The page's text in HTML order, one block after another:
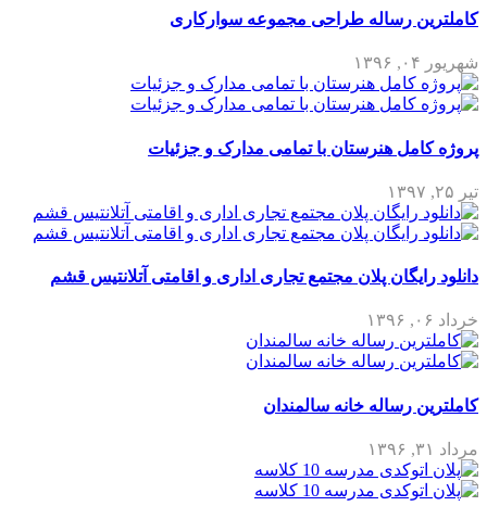
کاملترین رساله طراحی مجموعه سوارکاری
شهریور ۰۴, ۱۳۹۶
پروژه کامل هنرستان با تمامی مدارک و جزئیات
تیر ۲۵, ۱۳۹۷
دانلود رایگان پلان مجتمع تجاری اداری و اقامتی آتلانتیس قشم
خرداد ۰۶, ۱۳۹۶
کاملترین رساله خانه سالمندان
مرداد ۳۱, ۱۳۹۶